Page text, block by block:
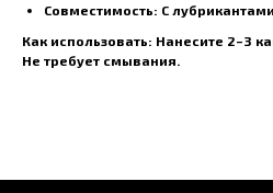
Совместимость: С
Как использовать: Нанесите 2–3
Не требует смывания.